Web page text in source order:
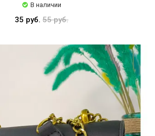
В наличии
35 руб. 55 руб.